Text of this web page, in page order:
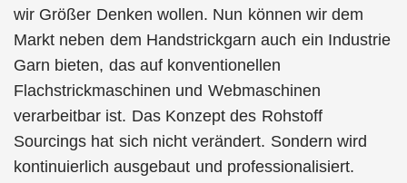
wir Größer Denken wollen. Nun können wir dem
Markt neben dem Handstrickgarn auch ein Industrie
Garn bieten, das auf konventionellen
Flachstrickmaschinen und Webmaschinen
verarbeitbar ist. Das Konzept des Rohstoff
Sourcings hat sich nicht verändert. Sondern wird
kontinuierlich ausgebaut und professionalisiert.